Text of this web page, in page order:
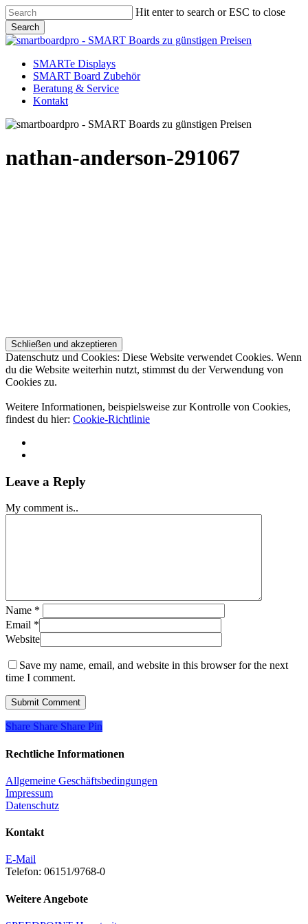
Skip
to
main
content
Hit enter to search or ESC to close
Search
Close
Menu
SMARTe Displays
SMART Board Zubehör
Beratung & Service
Kontakt
nathan-anderson-291067
Datenschutz und Cookies: Diese Website verwendet Cookies. Wenn
du die Website weiterhin nutzt, stimmst du der Verwendung von
Cookies zu.
Weitere Informationen, beispielsweise zur Kontrolle von Cookies,
findest du hier: Cookie-Richtlinie
Leave a Reply
My comment is..
Name *
Email *
Website
Save my name, email, and website in this browser for the next
time I comment.
Share
Share Share Share Pin
Rechtliche Informationen
Allgemeine Geschäftsbedingungen
Impressum
Datenschutz
Kontakt
E-Mail
Telefon: 06151/9768-0
Weitere Angebote